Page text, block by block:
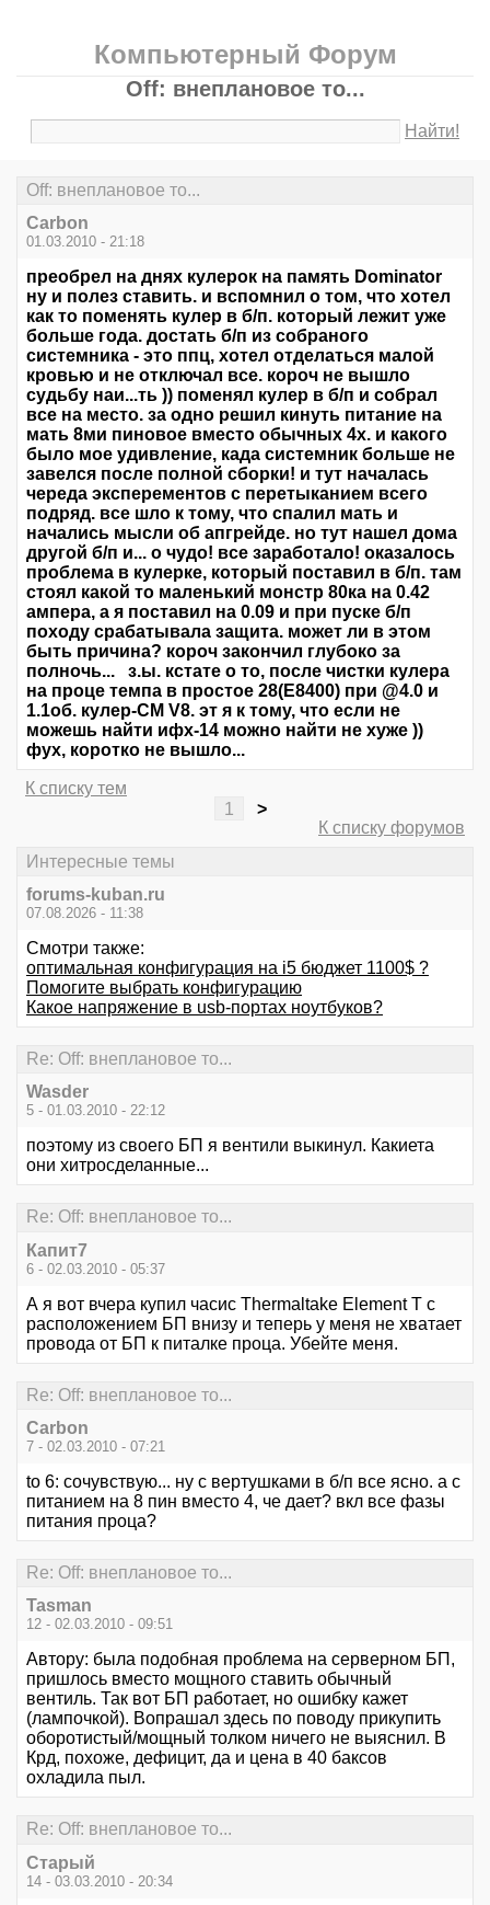
Компьютерный Форум
Off: внеплановое то...
Найти!
Off: внеплановое то...
Carbon
01.03.2010 - 21:18
преобрел на днях кулерок на память Dоminаtor
ну и полез ставить. и вспомнил о том, что хотел
как то поменять кулер в б/п. который лежит уже
больше года. достать б/п из собраного
системника - это ппц, хотел отделаться малой
кровью и не отключал все. короч не вышло
судьбу наи...ть )) поменял кулер в б/п и собрал
все на место. за одно решил кинуть питание на
мать 8ми пиновое вместо обычных 4х. и какого
было мое удивление, када системник больше не
завелся после полной сборки! и тут началась
череда эксперементов с перетыканием всего
подряд. все шло к тому, что спалил мать и
начались мысли об апгрейде. но тут нашел дома
другой б/п и... о чудо! все заработало! оказалось
проблема в кулерке, который поставил в б/п. там
стоял какой то маленький монстр 80ка на 0.42
ампера, а я поставил на 0.09 и при пуске б/п
походу срабатывала защита. может ли в этом
быть причина? короч закончил глубоко за
полночь... з.ы. кстате о то, после чистки кулера
на проце темпа в простое 28(E8400) при @4.0 и
1.1об. кулер-CM V8. эт я к тому, что если не
можешь найти ифх-14 можно найти не хуже ))
фух, коротко не вышло...
К списку тем
1
>
К списку форумов
Интересные темы
forums-kuban.ru
07.08.2026 - 11:38
Смотри также:
оптимальная конфигурация на i5 бюджет 1100$ ?
Помогите выбрать конфигурацию
Какое напряжение в usb-портах ноутбуков?
Re: Off: внеплановое то...
Wasder
5 - 01.03.2010 - 22:12
поэтому из своего БП я вентили выкинул. Какиета
они хитросделанные...
Re: Off: внеплановое то...
Капит7
6 - 02.03.2010 - 05:37
А я вот вчера купил часис Thermaltake Element T с
расположением БП внизу и теперь у меня не хватает
провода от БП к питалке проца. Убейте меня.
Re: Off: внеплановое то...
Carbon
7 - 02.03.2010 - 07:21
tо 6: сочувствую... ну с вертушками в б/п все ясно. а с
питанием на 8 пин вместо 4, че дает? вкл все фазы
питания проца?
Re: Off: внеплановое то...
Tasman
12 - 02.03.2010 - 09:51
Автору: была подобная проблема на серверном БП,
пришлось вместо мощного ставить обычный
вентиль. Так вот БП работает, но ошибку кажет
(лампочкой). Вопрашал здесь по поводу прикупить
оборотистый/мощный толком ничего не выяснил. В
Крд, похоже, дефицит, да и цена в 40 баксов
охладила пыл.
Re: Off: внеплановое то...
Старый
14 - 03.03.2010 - 20:34